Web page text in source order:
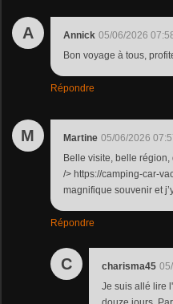
A Annick 05/06/2026
Bon voyage à tous,
Répondre
M Martine 05/06/2026
Belle visite, belle région,
/> https://camping-car-
magnifique souvenir et
Répondre
C charisma45
Je suis allé lire